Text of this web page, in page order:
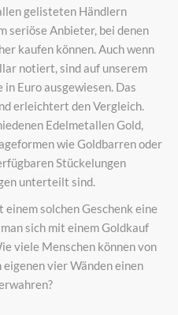
gelisteten Händlern
seriöse Anbieter, bei denen
kaufen können. Auch wenn
notiert, sind auf unserem
Euro ausgewiesen. Das
erleichtert den Vergleich.
Edelmetallen Gold,
wie Goldbarren oder
Stückelungen
unterteilt sind.
einem solchen Geschenk eine
sich mit einem Goldkauf
viele Menschen können von
vier Wänden einen